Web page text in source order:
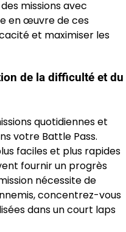
missions avec
en œuvre de ces
et maximiser les
de la difficulté et du
quotidiennes et
votre Battle Pass.
faciles et plus rapides
fournir un progrès
nécessite de
concentrez-vous
dans un court laps